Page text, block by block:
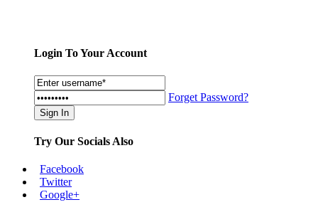
Login To Your Account
Forget Password?
Try Our Socials Also
Facebook
Twitter
Google+